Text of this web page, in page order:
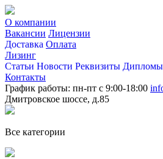
О компании
Вакансии Лицензии
Доставка Оплата
Лизинг
Статьи Новости Реквизиты Дипломы
Контакты
График работы: пн-пт с 9:00-18:00
Дмитровское шоссе, д.85
Все категории